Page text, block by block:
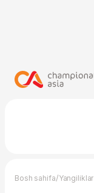
Bosh sahifa/Yangiliklar